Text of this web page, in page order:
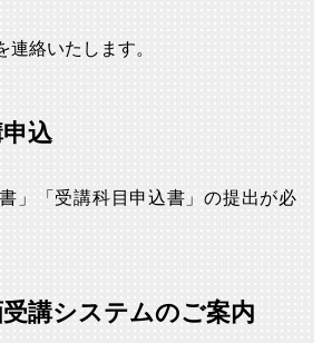
絡いたします。
込
」「受講科目申込書」の提出が必
講システムのご案内